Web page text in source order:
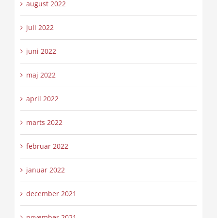
august 2022
juli 2022
juni 2022
maj 2022
april 2022
marts 2022
februar 2022
januar 2022
december 2021